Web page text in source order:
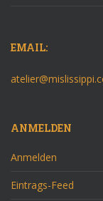
EMAIL:
ANMELDEN
Anmelden
Eintrags-Feed